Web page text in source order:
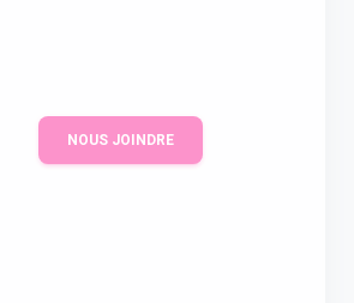
NOUS JOINDRE